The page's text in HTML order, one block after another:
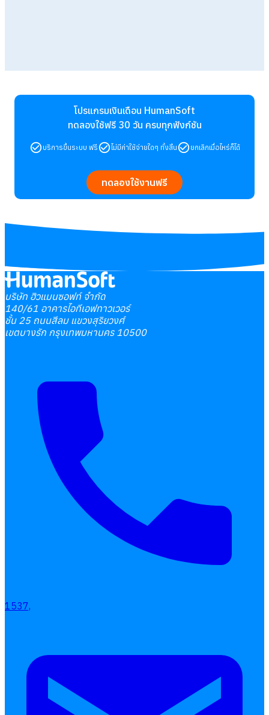
โปรแกรมเงินเดือน HumanSoft
ทดลองใช้ฟรี 30 วัน ครบทุกฟังก์ชัน
บริการขึ้นระบบ ฟรี ไม่มีค่าใช้จ่ายใดๆ ทั้งสิ้น ยกเลิกเมื่อไหร่ก็ได้
ทดลองใช้งานฟรี
บริษัท ฮิวแมนซอฟท์ จำกัด
140/61 อาคารไอทีเอฟทาวเวอร์
ชั้น 25 ถนนสีลม แขวงสุริยวงศ์
เขตบางรัก กรุงเทพมหานคร 10500
1537,